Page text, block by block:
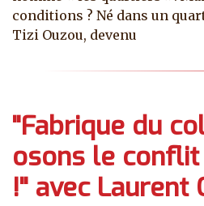
conditions ? Né dans un
Tizi Ouzou, devenu
"Fabrique du
osons le
!" avec Laurent